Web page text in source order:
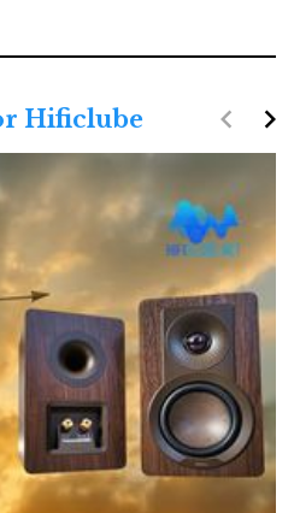
Hificlube navigate_next
navigate_before